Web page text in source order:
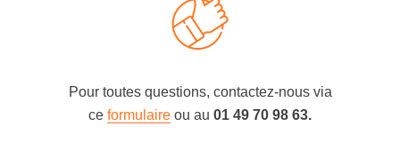
Pour toutes questions, contactez-nous via
ce formulaire ou au 01 49 70 98 63.